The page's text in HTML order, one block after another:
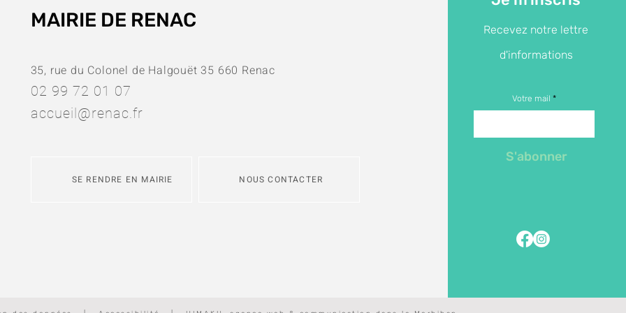
MAIRIE DE RENAC
35, rue du Colonel de Halgouët 35 660 Renac
02 99 72 01 07
accueil@renac.fr
SE RENDRE EN MAIRIE NOUS CONTACTER
Recevez notre lettre
d'informations
Votre mail
S'abonner